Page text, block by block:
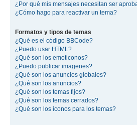
¿Por qué mis mensajes necesitan ser
¿Cómo hago para reactivar un tema?
Formatos y tipos de temas
¿Qué es el código BBCode?
¿Puedo usar HTML?
¿Qué son los emoticonos?
¿Puedo publicar imagenes?
¿Qué son los anuncios globales?
¿Qué son los anuncios?
¿Qué son los temas fijos?
¿Qué son los temas cerrados?
¿Qué son los iconos para los temas?